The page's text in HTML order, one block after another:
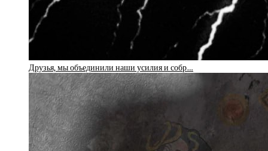
Друзья, мы объединили наши усилия и собр…